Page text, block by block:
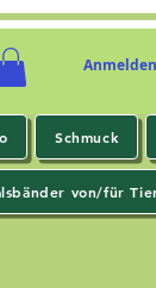
Anmelden
Schmuck
von/für